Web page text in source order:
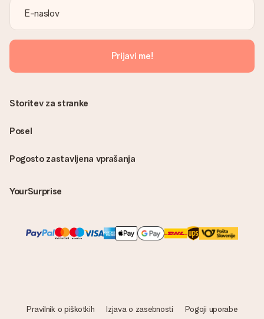
Prijavi me!
Pogosto zastavljena vprašanja
YourSurprise
Storitev za stranke
Posel
Pravilnik o piškotkih Izjava o zasebnosti
Pogoji uporabe